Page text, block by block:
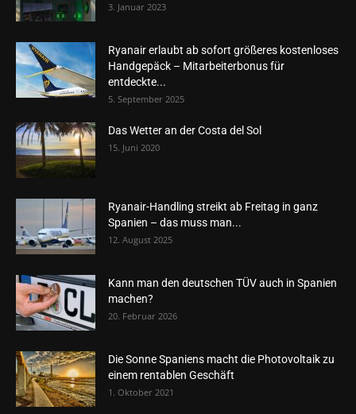
3. Januar 2023
Ryanair erlaubt ab sofort größeres kostenloses
Handgepäck – Mitarbeiterbonus für
entdeckte...
5. September 2025
Das Wetter an der Costa del Sol
15. Juni 2020
Ryanair-Handling streikt ab Freitag in ganz
Spanien – das muss man...
12. August 2025
Kann man den deutschen TÜV auch in Spanien
machen?
20. Februar 2026
Die Sonne Spaniens macht die Photovoltaik zu
einem rentablen Geschäft
1. Oktober 2021